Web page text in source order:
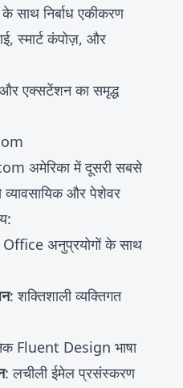
निर्बाध एकीकरण
स्मार्ट कंपोज़, और
एक्सटेंशन का समृद्ध
अमेरिका में दूसरी सबसे
और पेशेवर
अनुप्रयोगों के साथ
: शक्तिशाली व्यक्तिगत
Fluent Design भाषा
: लचीली ईमेल प्रसंस्करण